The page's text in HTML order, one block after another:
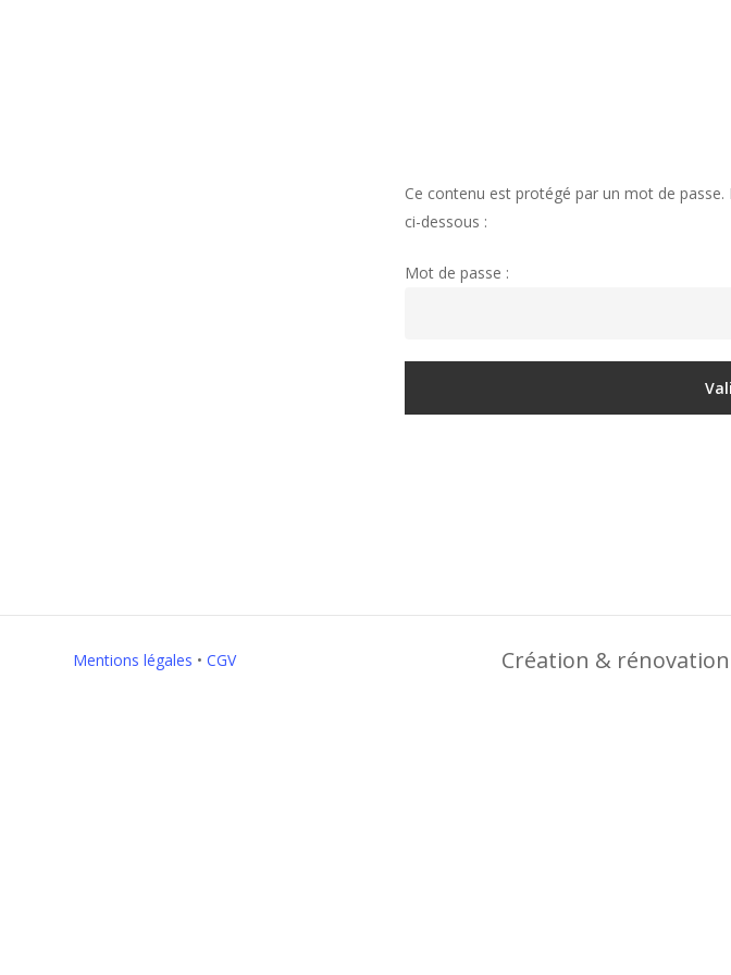
Ce contenu est protégé par un mot de
ci-dessous :
Mot de passe :
Mentions légales •CGV Création &